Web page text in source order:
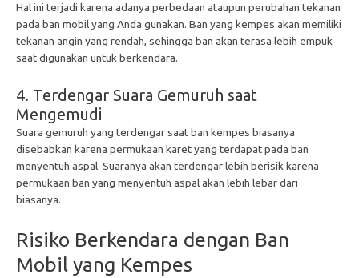
Hal ini terjadi karena adanya perbedaan ataupun perubahan tekanan
pada ban mobil yang Anda gunakan. Ban yang kempes akan memiliki
tekanan angin yang rendah, sehingga ban akan terasa lebih empuk
saat digunakan untuk berkendara.
4. Terdengar Suara Gemuruh saat
Mengemudi
Suara gemuruh yang terdengar saat ban kempes biasanya
disebabkan karena permukaan karet yang terdapat pada ban
menyentuh aspal. Suaranya akan terdengar lebih berisik karena
permukaan ban yang menyentuh aspal akan lebih lebar dari
biasanya.
Risiko Berkendara dengan Ban
Mobil yang Kempes